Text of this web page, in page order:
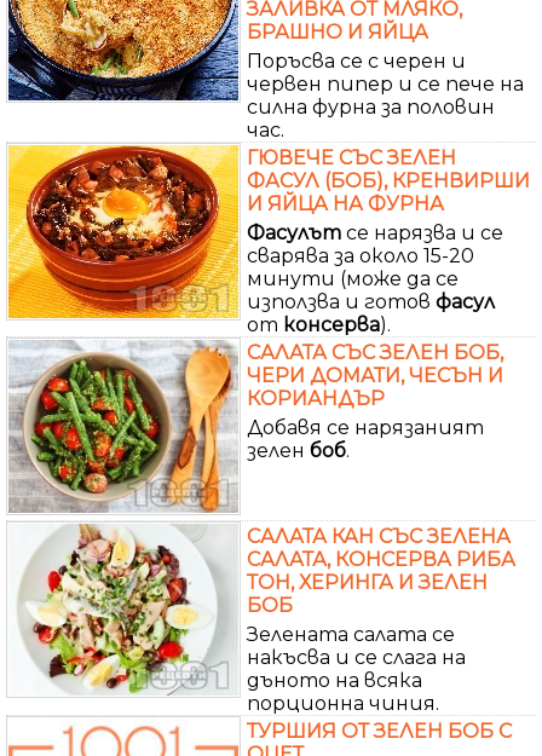
ЗАЛИВКА ОТ МЛЯКО,
БРАШНО И ЯЙЦА
Поръсва се с черен и
червен пипер и се пече на
силна фурна за половин
час.
ГЮВЕЧЕ СЪС ЗЕЛЕН
ФАСУЛ (БОБ), КРЕНВИРШИ
И ЯЙЦА НА ФУРНА
Фасулът се нарязва и се
сварява за около 15-20
минути (може да се
използва и готов фасул
от консерва).
САЛАТА СЪС ЗЕЛЕН БОБ,
ЧЕРИ ДОМАТИ, ЧЕСЪН И
КОРИАНДЪР
Добавя се нарязаният
зелен боб.
САЛАТА КАН СЪС ЗЕЛЕНА
САЛАТА, КОНСЕРВА РИБА
ТОН, ХЕРИНГА И ЗЕЛЕН
БОБ
Зелената салата се
накъсва и се слага на
дъното на всяка
порционна чиния.
ТУРШИЯ ОТ ЗЕЛЕН БОБ С